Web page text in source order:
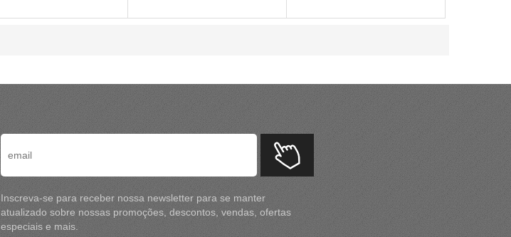
Inscreva-se para receber nossa newsletter para se manter
atualizado sobre nossas promoções, descontos, vendas, ofertas
especiais e mais.